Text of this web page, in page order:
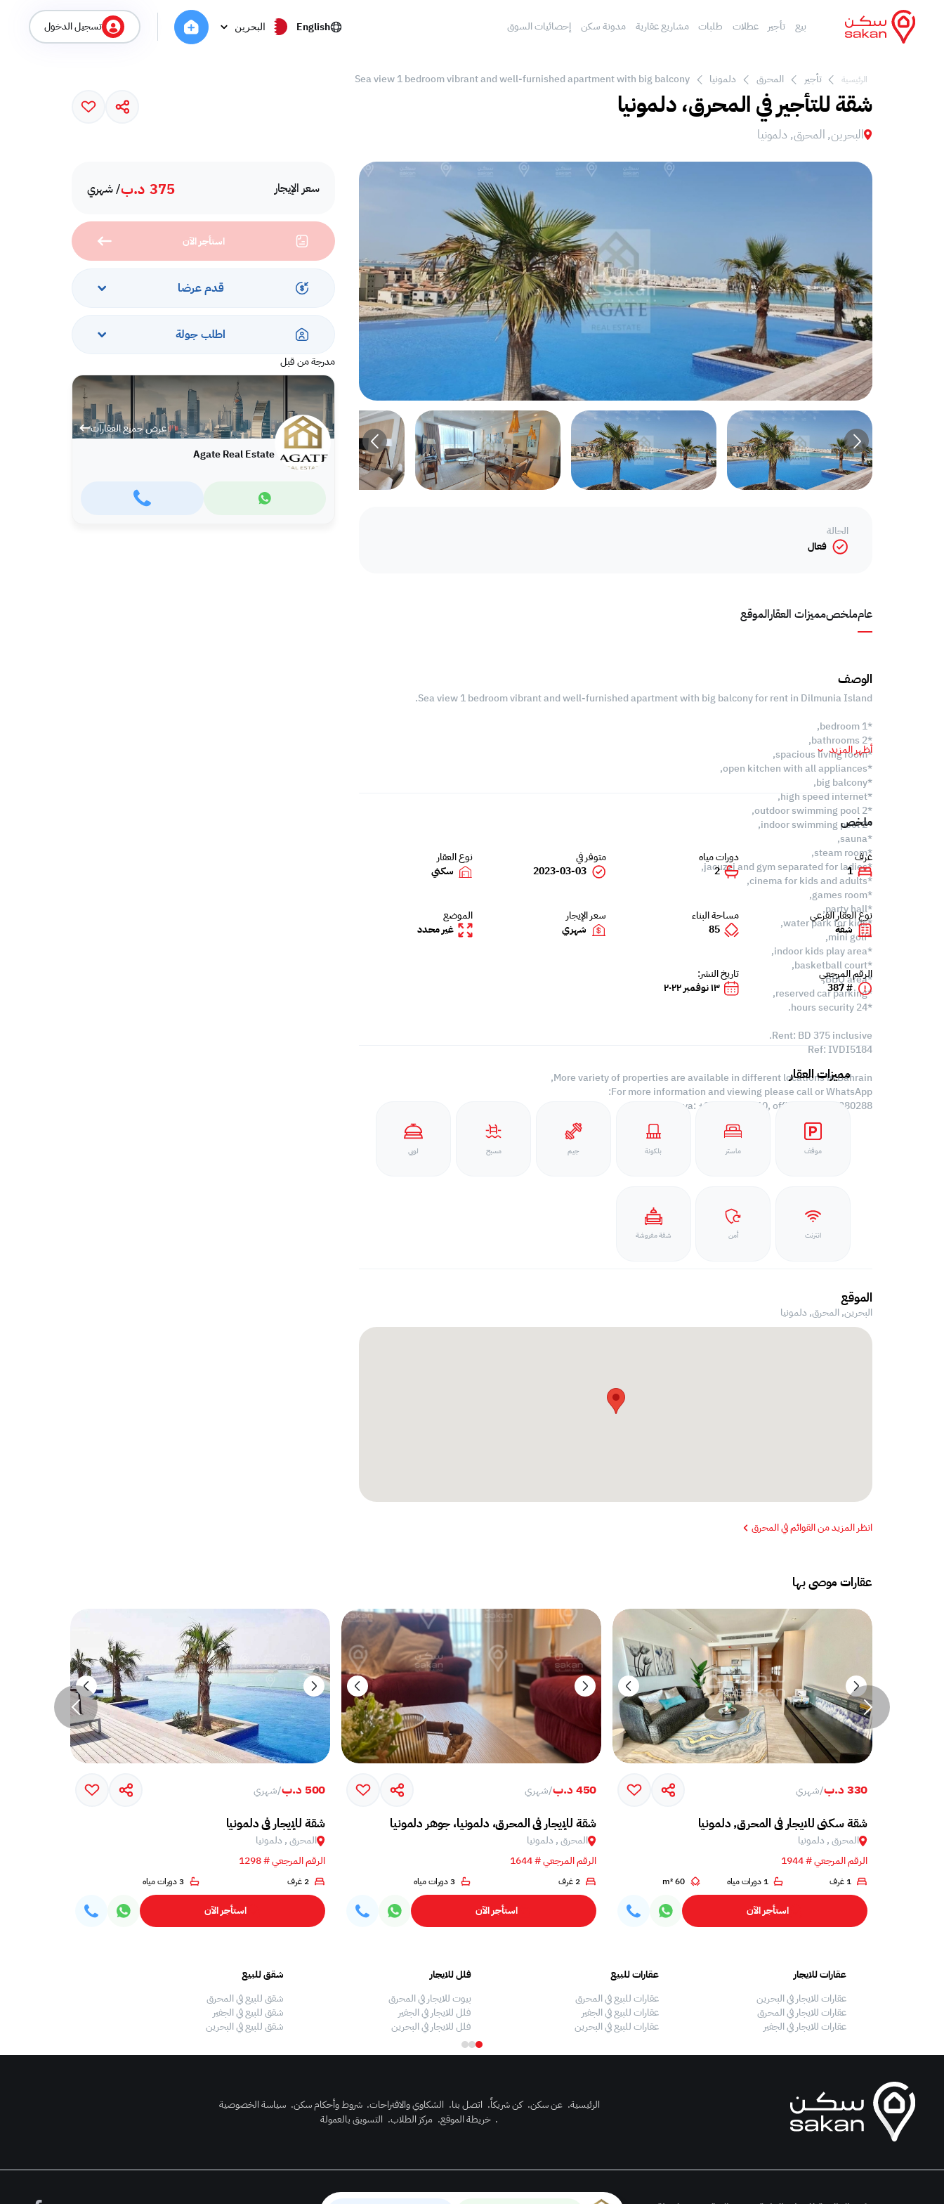
بيع تأجير عطلات طلبات مشاريع عقارية مدونة سكن إحصائيات السوق English البحرين تسجيل الدخول
الرئيسية تأجير المحرق دلمونيا Sea view 1 bedroom vibrant and well-furnished apartment with big balcony
شقة للتأجير في المحرق، دلمونيا
البحرين, المحرق, دلمونيا
سعر الإيجار 375 د.ب/ شهري
استأجر الآن
قدم عرضا
اطلب جولة
مدرجة من قبل
عرض جميع العقارات
Agate Real Estate
عامملخصمميزات العقارالموقع
الحالة
فعال
الوصف
Sea view 1 bedroom vibrant and well-furnished apartment with big balcony for rent in Dilmunia Island.
*1 bedroom,
*2 bathrooms,
*spacious living room,
*open kitchen with all appliances,
*big balcony,
*high speed internet,
*2 outdoor swimming pool,
*2 indoor swimming pool,
*sauna,
*steam room,
*jacuzzi and gym separated for ladies,
*cinema for kids and adults,
*games room,
*party hall,
*water park for kids,
*mini golf,
*indoor kids play area,
*basketball court,
*BBQ area,
*reserved car parking,
*24 hours security.
Rent: BD 375 inclusive.
Ref: IVDI5184
More variety of properties are available in different locations in Bahrain,
For more information and viewing please call or WhatsApp:
Ivana Ivanova: +973 66663360, office: +973 17280288
أظهر المزيد
ملخص
غرف
1
دورات مياه
2
متوفر في
2023-03-03
نوع العقار
سكني
نوع العقار الفرعي
شقة
مساحة البناء
85
سعر الإيجار
شهري
الموضع
غير محدد
الرقم المرجعي
# 387
تاريخ النشر:
١٣ نوفمبر ٢٠٢٢
مميزات العقار
موقف ماستر بلكونة جيم مسبح لوبي
انترنت أمن شقة مفروشة
الموقع
البحرين, المحرق, دلمونيا
انظر المزيد من القوائم في المحرق
عقارات موصى بها
330 د.ب /شهري
شقة سكني للايجار في المحرق, دلمونيا
المحرق , دلمونيا
الرقم المرجعي # 1944
1 غرف 1 دورات مياه 60 m²
استأجر الآن
450 د.ب /شهري
شقة للإيجار في المحرق، دلمونيا، جوهر دلمونيا
المحرق , دلمونيا
الرقم المرجعي # 1644
2 غرف 3 دورات مياه
استأجر الآن
500 د.ب /شهري
شقة للإيجار في دلمونيا
المحرق , دلمونيا
الرقم المرجعي # 1298
2 غرف 3 دورات مياه
استأجر الآن
عقارات للايجار
عقارات للايجار في البحرين
عقارات للايجار في المحرق
عقارات للايجار في الجفير
عقارات للبيع
عقارات للبيع في المحرق
عقارات للبيع في الجفير
عقارات للبيع في البحرين
فلل للايجار
بيوت للايجار في المحرق
فلل للايجار في الجفير
فلل للايجار في البحرين
شقق للبيع
شقق للبيع في المحرق
شقق للبيع في الجفير
شقق للبيع في البحرين
الرئيسية. عن سكن. كن شريكاً. اتصل بنا. الشكاوي والاقتراحات. شروط وأحكام سكن. سياسة الخصوصية
. خريطة الموقع. مركز الطلاب. التسويق بالعمولة